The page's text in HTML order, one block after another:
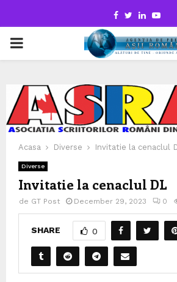
Facebook
TwitterLinkedin
PRIMARY
Acasa Diverse Invitatie la cenaclul
Diverse
Invitatie la cenaclul DL
de GT Post December 29, 2023 0
SHARE 0